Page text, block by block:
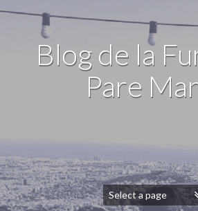
Blog de la
Pare